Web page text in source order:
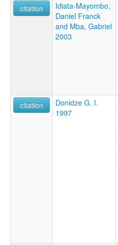
citation
Idiata-Mayombo,
Daniel Franck
and Mba, Gabriel
2003
citation
Donidze G. I.
1997